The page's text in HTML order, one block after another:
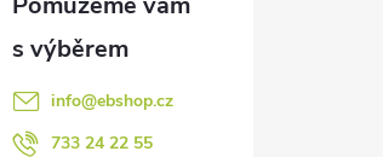
info@ebshop.cz
733 24 22 55